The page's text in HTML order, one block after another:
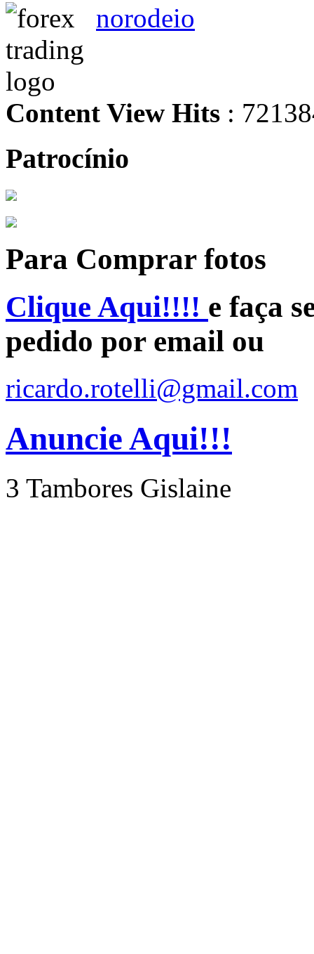
norodeio
Content View Hits :
Patrocínio
Para Comprar fotos
Clique Aqui!!!! e faça
pedido por email ou
ricardo.rotelli@gmail.com
Anuncie Aqui!!!
3 Tambores Gislaine